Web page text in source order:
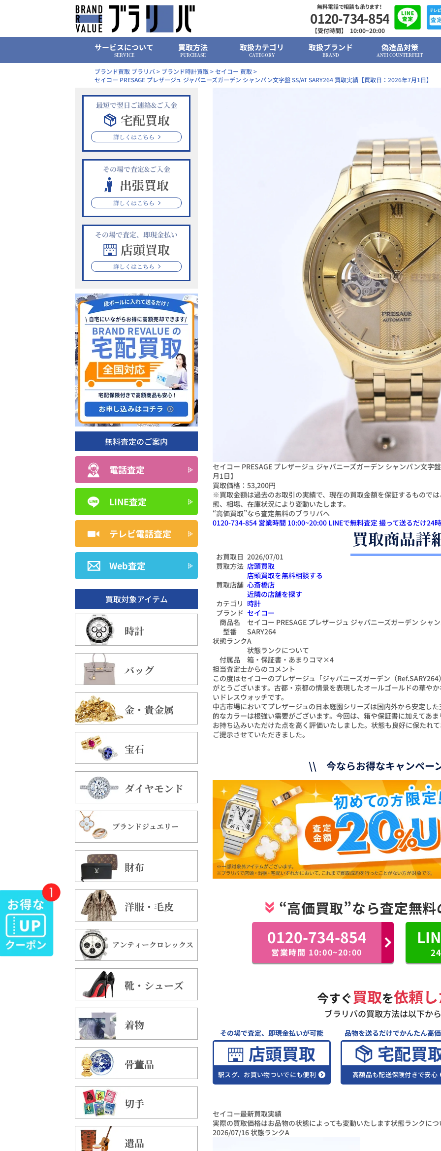
無料電話で相談も承ります！
0120-734-854
【受付時間】 10:00~20:00
サービスについて
SERVICE
買取方法
PURCHASE
取扱カテゴリ
CATEGORY
取扱ブランド
BRAND
偽造品対策
ANTI COUNTERFEIT
ブランド買取 ブラリバ> ブランド時計買取>セイコー 買取>
セイコー PRESAGE プレザージュ ジャパニーズガーデン シャンパン文字盤 SS/AT SARY264 買取実績【買取日：2026年7月1日】
最短で翌日ご連絡&ご入金
宅配買取
詳しくはこちら
その場で査定&ご入金
出張買取
詳しくはこちら
その場で査定、即現金払い
店頭買取
詳しくはこちら
無料査定のご案内
電話査定
LINE査定
テレビ電話査定
Web査定
買取対象アイテム
時計
バッグ
金・貴金属
宝石
ダイヤモンド
ブランドジュエリー
財布
洋服・毛皮
アンティークロレックス
靴・シューズ
着物
骨董品
切手
遺品
セイコー PRESAGE プレザージュ ジャパニーズガーデン シャンパン文字
月1日】
買取価格： 53,200円
※買取金額は過去のお取引の実績で、現在の買取金額を保証するもので
態、相場、在庫状況により変動いたします。
“高価買取”なら査定無料のブラリバへ
0120-734-854 営業時間 10:00~20:00 LINEで無料査定撮って送るだけ24
買取商品詳
お買取日 2026/07/01
買取方法 店頭買取
店頭買取を無料相談する
買取店舗 心斎橋店
近隣の店舗を探す
カテゴリ 時計
ブランド セイコー
商品名
セイコー PRESAGE プレザージュ ジャパニーズガーデン シャ
型番
SARY264
状態ランクA
状態ランクについて
付属品
箱・保証書・あまりコマ×4
担当査定士からのコメント
この度はセイコーのプレザージュ「ジャパニーズガーデン（
がとうございます。古都・京都の情景を表現したオールゴールドの華や
いドレスウォッチです。
中古市場においてプレザージュの日本庭園シリーズは国内外から安定し
的なカラーは根強い需要がございます。今回は、箱や保証書に加えてあ
お持ち込みいただけた点を高く評価いたしました。状態も良好に保たれ
ご提示させていただきました。
\\ 今ならお得なキャンペ
“高価買取”なら査定無
0120-734-854
営業時間 10:00~20:00
今すぐ買取を依頼
ブラリバの買取方法は以下か
その場で査定、即現金払いが可能
店頭買取
駅スグ、お買い物ついでにも便利
品物を送るだけでかんたん高
宅配買
高額品も配送保険付きで安心
セイコー最新買取実績
実際の買取価格はお品物の状態によっても変動いたします状態ランクにつ
2026/07/16状態ランクA